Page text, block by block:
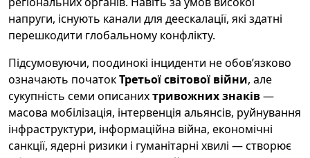
напруги, існують канали для деескалації, які здатні
перешкодити глобальному конфлікту.
Підсумовуючи, поодинокі інциденти не обовʼязково
означають початокТретьої світової війни, але
сукупність семи описанихтривожних знаків—
масова мобілізація, інтервенція альянсів, руйнування
інфраструктури, інформаційна війна, економічні
санкції, ядерні ризики і гуманітарні хвилі — створює